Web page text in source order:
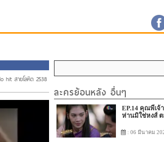
hit สายโลหิต 2538
ละครย้อนหลัง อื่นๆ
EP.14 คุณพี่เจ้
ห่านมิใช่หงส์
: 06 มีนาคม